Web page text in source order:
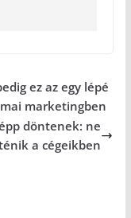
ez az egy lépé
marketingben
döntenek: ne
a cégeikben